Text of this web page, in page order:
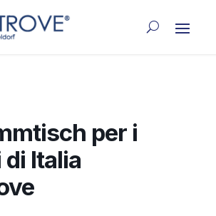
per i
Italia